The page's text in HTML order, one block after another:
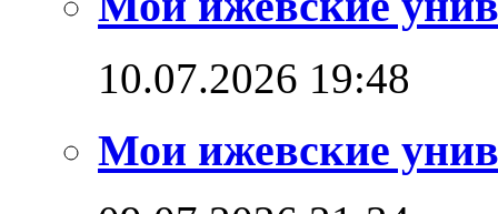
10.07.2026 19:48
Мои ижевские